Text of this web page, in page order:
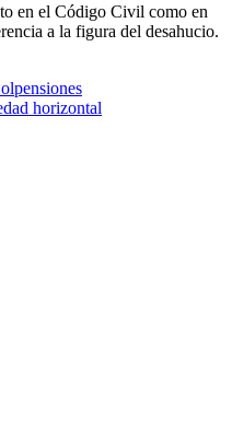
en el Código Civil como en
a la figura del desahucio.
horizontal